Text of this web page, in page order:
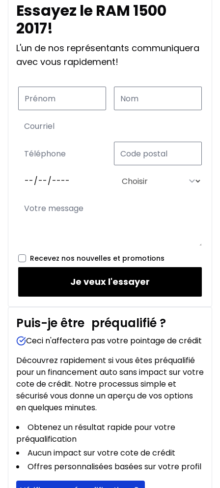
Essayez le RAM 1500
2017!
L'un de nos représentants communiquera
avec vous rapidement!
Recevez nos nouvelles et promotions
Je veux l'essayer
Puis-je être préqualifié ?
Ceci n'affectera pas votre pointage de crédit
Découvrez rapidement si vous êtes préqualifié
pour un financement auto sans impact sur votre
cote de crédit. Notre processus simple et
sécurisé vous donne un aperçu de vos options
en quelques minutes.
Obtenez un résultat rapide pour votre
préqualification
Aucun impact sur votre cote de crédit
Offres personnalisées basées sur votre profil